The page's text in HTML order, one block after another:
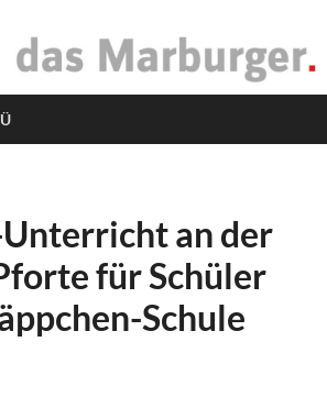
an der
für Schüler
Schule